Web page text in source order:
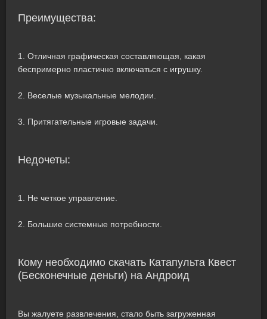
Преимущества:
1. Отличная графическая составляющая, какая
беспримерно пластично включаться с игрушку.
2. Веселые музыкальные мелодии.
3. Притягательные игровые задачи.
Недочеты:
1. Не четкое управление.
2. Большие системные потребности.
Кому необходимо скачать Катапульта Квест
(Бесконечные деньги) на Андроид
Вы жалуете развлечения, стало быть загруженная